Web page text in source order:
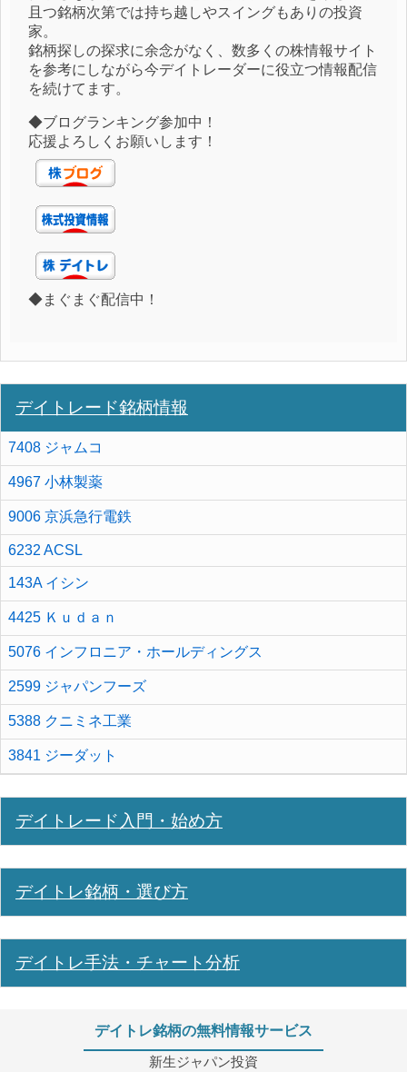
且つ銘柄次第では持ち越しやスイングもありの投資
家。
銘柄探しの探求に余念がなく、数多くの株情報サイト
を参考にしながら今デイトレーダーに役立つ情報配信
を続けてます。
◆ブログランキング参加中！
応援よろしくお願いします！
◆まぐまぐ配信中！
デイトレード銘柄情報
7408 ジャムコ
4967 小林製薬
9006 京浜急行電鉄
6232 ACSL
143A イシン
4425 Ｋｕｄａｎ
5076 インフロニア・ホールディングス
2599 ジャパンフーズ
5388 クニミネ工業
3841 ジーダット
デイトレード入門・始め方
デイトレ銘柄・選び方
デイトレ手法・チャート分析
デイトレ銘柄の無料情報サービス
新生ジャパン投資